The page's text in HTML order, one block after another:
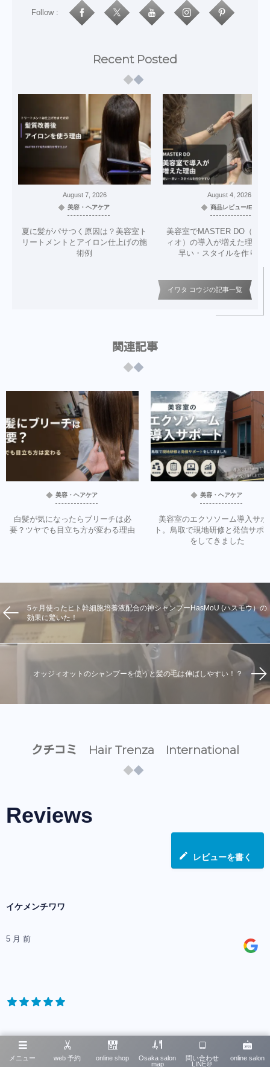
Follow :
Recent Posted
August 7, 2026
美容・ヘアケア
夏に髪がパサつく原因は？美容室ト
リートメントとアイロン仕上げの施
術例
August 4, 2026
商品レビュー/EC
美容室でMASTER DO（マ
ィオ）の導入が増えた理由
早い・スタイルを作りや
イワタ コウジの記事一覧
関連記事
美容・ヘアケア
白髪が気になったらブリーチは必
要？ツヤでも目立ち方が変わる理由
美容・ヘアケア
美容室のエクソソーム導入サポ
ト。鳥取で現地研修と発信サポ
をしてきました
5ヶ月使ったヒト幹細胞培養液配合の神シャンプーHasMoU (ハスモウ）の
効果に驚いた！
オッジィオットのシャンプーを使うと髪の毛は伸ばしやすい！？
クチコミ Hair Trenza International
Reviews
レビューを書く
イケメンチワワ
5 月 前
引越しをして20年近く通っていた美容室に行けなくなり新
しく美容室を探していました。
メニュー web 予約 online shop
Osaka salon
map
問い合わせ
LINE＠
online salon